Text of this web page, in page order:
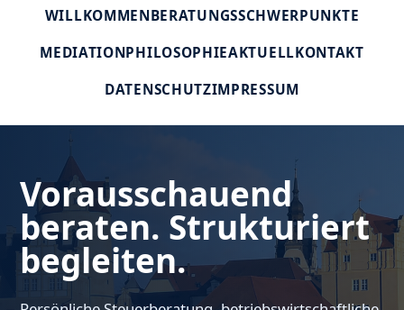
WILLKOMMENBERATUNGSSCHWERPUNKTE
MEDIATIONPHILOSOPHIEAKTUELLKONTAKT
DATENSCHUTZIMPRESSUM
Vorausschauend
beraten. Strukturiert
begleiten.